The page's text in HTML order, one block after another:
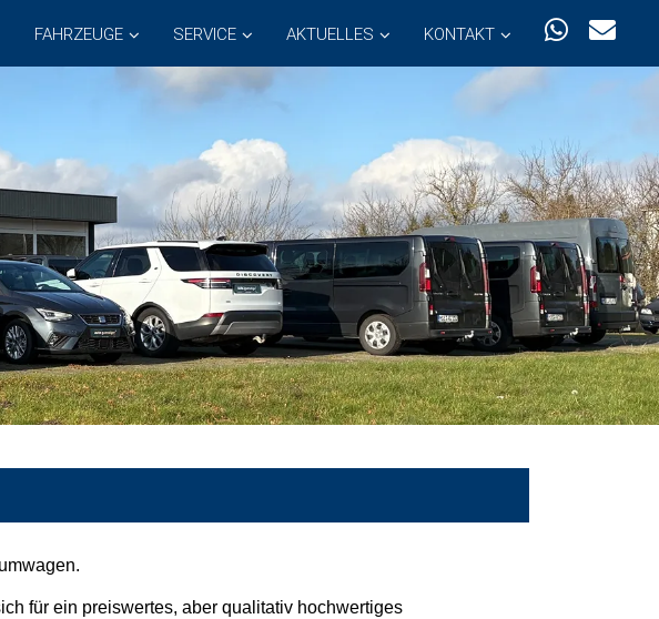
FAHRZEUGE SERVICE AKTUELLES KONTAKT
für ein preiswertes, aber qualitativ hochwertiges